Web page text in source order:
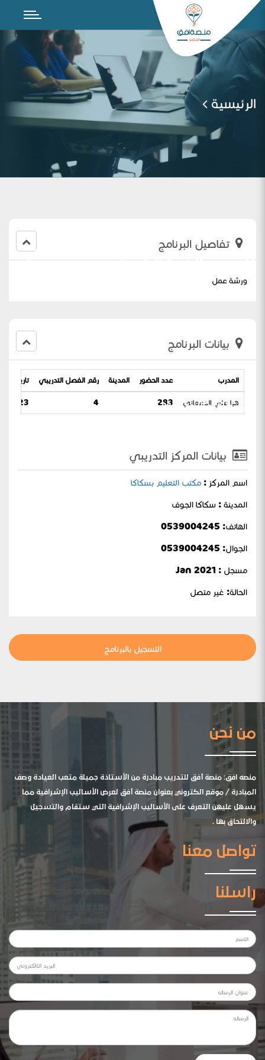
الرئيسية
ورشة عمل بعنوان (مهارات الأسئلة الصفية-
صياغتها واستراتيجياتها)
تفاصيل البرنامج
ورشة عمل
بيانات البرنامج
المدرب عدد الحضور المدينة رقم الفصل التدريبي تاريخ
هيا علي الدغماني 283
4
/ 16-06-1444
بيانات المركز التدريبي
اسم المركز : مكتب التعليم بسكاكا
المدينة : سكاكا الجوف
الهاتف: 0539004245
الجوال:
مسجل : Jan 2021
الحالة: غير متصل
التسجيل بالبرنامج
من نحن
منصه افق: منصة أفق للتدريب مبادرة من الأستاذة جميلة متعب العيادة وصف
المبادرة / موقع الكتروني بعنوان منصة أفق لعرض الأساليب الإشرافية مما
يسهل عليهن التعرف على الأساليب الإشرافية التي ستقام والتسجيل
والالتحاق بها .
تواصل معنا
راسلنا